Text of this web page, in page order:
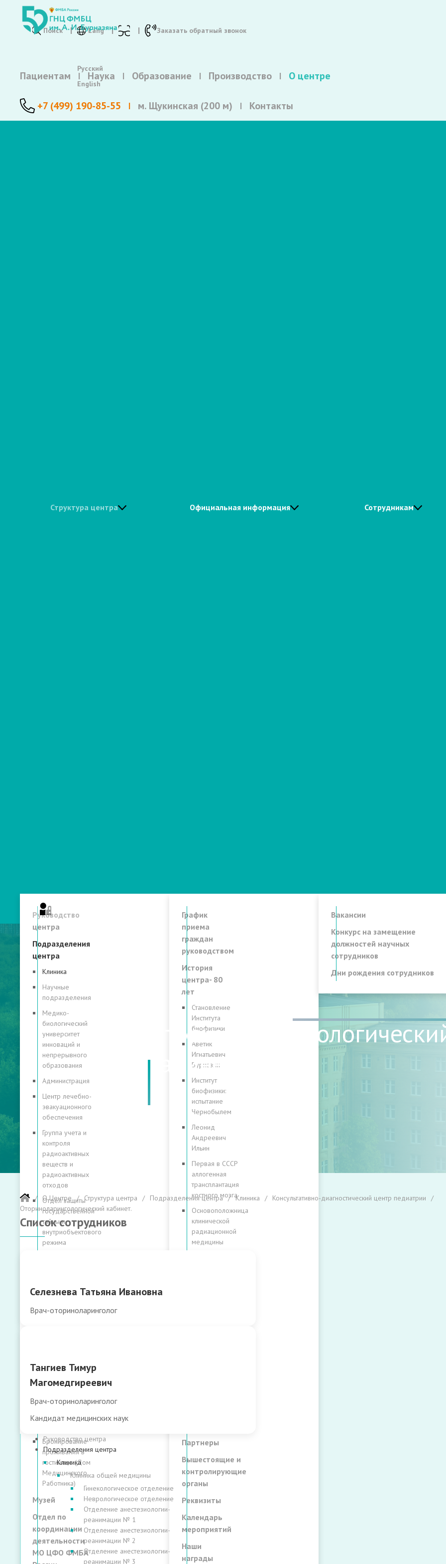
Поиск Lang
Русский
English
Заказать обратный звонок
Пациентам Наука Образование Производство О центре
+7 (499) 190-85-55 м. Щукинская (200 м) Контакты
Структура центра
Руководство
центра
Подразделения
центра
Клиника
Научные
подразделения
Медико-
биологический
университет
инноваций и
непрерывного
образования
Администрация
Центр лечебно-
эвакуационного
обеспечения
Группа учета и
контроля
радиоактивных
веществ и
радиоактивных
отходов
Отдел защиты
государственной
тайны и
внутриобъектового
режима
труда,
промышленной
Филиал ЦРОЯМ
им. А.И.
Бурназяна
Бронирование
проживания в
гостинице (Дом
Медицинского
Работника)
Музей
Отдел по
координации
деятельности
МО ЦФО ФМБА
Официальная информация
График
приема
граждан
руководством
История
центра- 80
лет
Становление
Института
биофизики
Аветик
Игнатьевич
Бурназян
Институт
биофизики:
испытание
Чернобылем
Леонид
Андреевич
Ильин
Первая в СССР
аллогенная
трансплантация
костного мозга
Основоположница
клинической
радиационной
медицины
Партнеры
Вышестоящие и
контролирующие
органы
Реквизиты
Календарь
мероприятий
Наши
награды
Сотрудникам
Вакансии
Конкурс на замещение
должностей научных
сотрудников
Дни рождения сотрудников
кабинет.
О Центре Структура центра Подразделения центра Клиника
Консультативно-диагностический центр педиатрии
Оториноларингологический кабинет.
Список сотрудников
Селезнева Татьяна Ивановна
Врач-оториноларинголог
Тангиев Тимур
Магомедгиреевич
Врач-оториноларинголог
Кандидат медицинских наук
Руководство центра
Подразделения центра
Клиника
Клиника общей медицины
Гинекологическое отделение
Неврологическое отделение
Отделение анестезиологии-
реанимации № 1
Отделение анестезиологии-
реанимации № 2
Отделение анестезиологии-
реанимации № 3